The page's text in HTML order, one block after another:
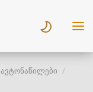
ავტონაწილები